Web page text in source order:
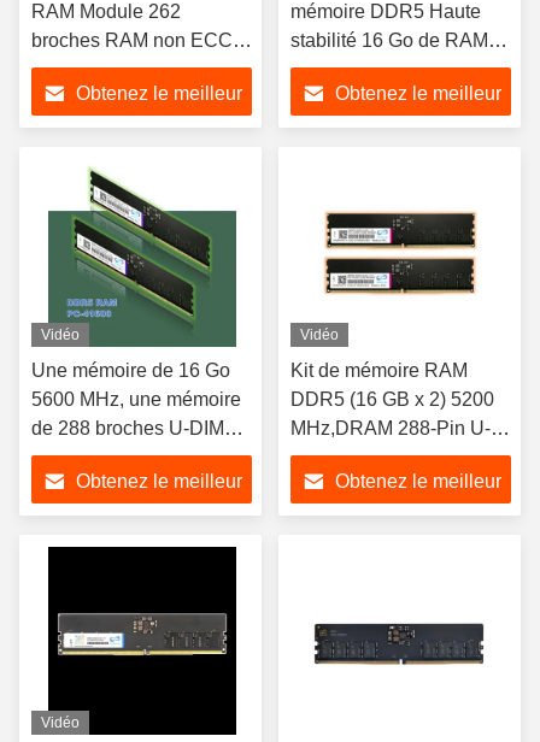
RAM Module 262
broches RAM non ECC
Haute stabilité
Obtenez le meilleur
mémoire DDR5 Haute
stabilité 16 Go de RAM
DDR5 5200 MHz
Obtenez le meilleur
Vidéo
Une mémoire de 16 Go
5600 MHz, une mémoire
de 288 broches U-DIMM,
une mémoire XMP 2.0
haute performance, une
mémoire CL18-22-22-
42,1.1V
Obtenez le meilleur
Vidéo
Kit de mémoire RAM
DDR5 (16 GB x 2) 5200
MHz,DRAM 288-Pin U-
DIMM PC RAM, mémoire
XMP 2.0 haute
performance,CL18-22-22-
Obtenez le meilleur
Vidéo